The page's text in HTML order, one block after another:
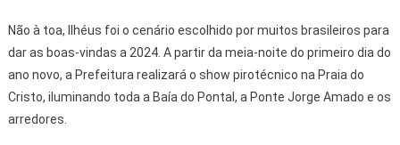
Não à toa, Ilhéus foi o cenário escolhido por muitos brasileiros para
dar as boas-vindas a 2024. A partir da meia-noite do primeiro dia do
ano novo, a Prefeitura realizará o show pirotécnico na Praia do
Cristo, iluminando toda a Baía do Pontal, a Ponte Jorge Amado e os
arredores.